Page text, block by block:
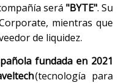
será "BYTE". Su
mientras que
de liquidez.
fundada en 2021
(tecnología para